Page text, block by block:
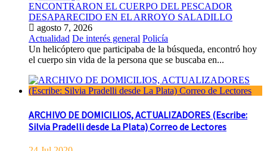
ENCONTRARON EL CUERPO DEL PESCADOR
DESAPARECIDO EN EL ARROYO SALADILLO
agosto 7, 2026
Actualidad De interés general Policía
Un helicóptero que participaba de la búsqueda, encontró hoy
el cuerpo sin vida de la persona que se buscaba en...
ARCHIVO DE DOMICILIOS, ACTUALIZADORES (Escribe:
Silvia Pradelli desde La Plata) Correo de Lectores